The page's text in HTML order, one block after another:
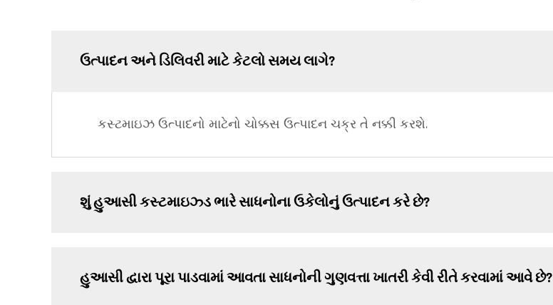
ઉત્પાદન અને ડિલિવરી માટે કેટલો સમય લાગે?
કસ્ટમાઇઝ ઉત્પાદનો માટેનો ચોક્કસ ઉત્પાદન ચક્ર તે નક્કી કરશે.
શું હુઆસી કસ્ટમાઇઝ્ડ ભારે સાધનોના ઉકેલોનું ઉત્પાદન કરે છે?
હુઆસી દ્વારા પૂરા પાડવામાં આવતા સાધનોની ગુણવત્તા ખાતરી કેવી રીતે કરવામાં આવે છે?